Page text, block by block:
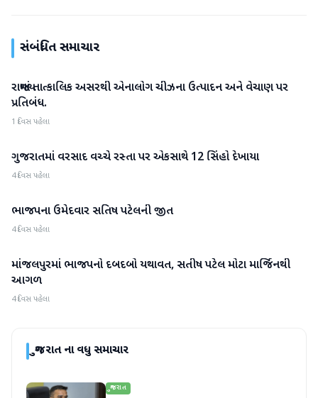
સંબંધિત સમાચાર
ગુજરાત
રાજ્યમાં તાત્કાલિક અસરથી એનાલોગ ચીઝના ઉત્પાદન અને વેચાણ પર
પ્રતિબંધ.
1 દિવસ પહેલા
ગુજરાત
ગુજરાતમાં વરસાદ વચ્ચે રસ્તા પર એકસાથે 12 સિંહો દેખાયા
4 દિવસ પહેલા
ગુજરાત
ભાજપના ઉમેદવાર સતિષ પટેલની જીત
4 દિવસ પહેલા
ગુજરાત
માંજલપુરમાં ભાજપનો દબદબો યથાવત, સતીષ પટેલ મોટા માર્જિનથી
આગળ
4 દિવસ પહેલા
ગુજરાતના વધુ સમાચાર
ગુજરાત